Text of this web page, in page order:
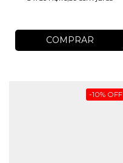
COMPRAR
-10% OFF